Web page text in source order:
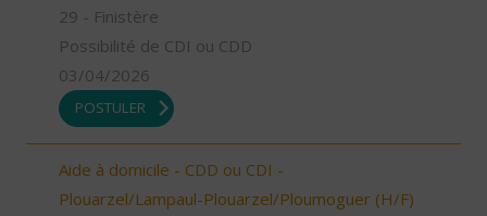
29 - Finistère
Possibilité de CDI ou CDD
03/04/2026
POSTULER
Aide à domicile - CDD ou CDI -
Plouarzel/Lampaul-Plouarzel/Ploumoguer (H/F)